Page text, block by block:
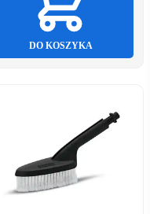
DO KOSZYKA